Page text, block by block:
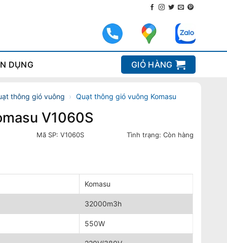
DỤNG GIỎ HÀNG
thông gió vuông › Quạt thông gió vuông Komasu
V1060S
Mã SP: V1060S Tình trạng:Còn hàng
Komasu
32000m3h
550W